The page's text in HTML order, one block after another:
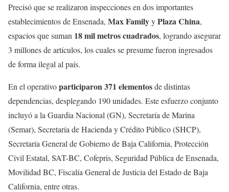
Precisó que se realizaron inspecciones en dos importantes
establecimientos de Ensenada, Max FamilyyPlaza China,
espacios que suman 18 mil metros cuadrados, logrando asegurar
3 millones de artículos, los cuales se presume fueron ingresados
de forma ilegal al país.
En el operativoparticiparon 371 elementosde distintas
dependencias, desplegando 190 unidades. Este esfuerzo conjunto
incluyó a la Guardia Nacional (GN), Secretaría de Marina
(Semar), Secretaría de Hacienda y Crédito Público (SHCP),
Secretaría General de Gobierno de Baja California, Protección
Civil Estatal, SAT-BC, Cofepris, Seguridad Pública de Ensenada,
Movilidad BC, Fiscalía General de Justicia del Estado de Baja
California, entre otras.